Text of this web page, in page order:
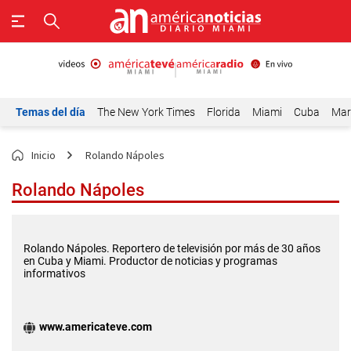
Temas del día The New York Times Florida Miami Cuba
Inicio Rolando Nápoles
Rolando Nápoles
Rolando Nápoles. Reportero de televisión por más de 30 años
en Cuba y Miami. Productor de noticias y programas
informativos
www.americateve.com